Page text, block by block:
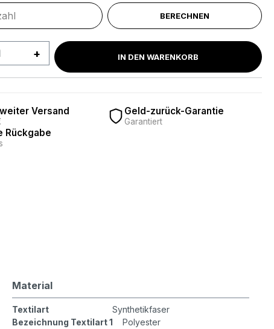
BERECHNEN
Anzahl: Gib den gewünschten Wert
IN DEN WARENKORB
Versand Geld-zurück-Garantie
Garantiert
Rückgabe
Material
Textilart
Synthetikfaser
Bezeichnung Textilart 1
Polyester